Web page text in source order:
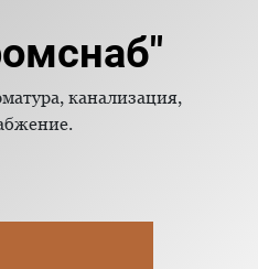
канализация,